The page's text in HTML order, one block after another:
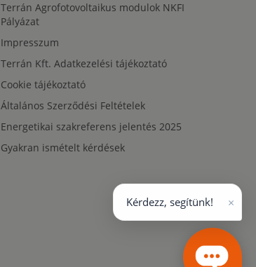
Terrán Agrofotovoltaikus modulok NKFI
Pályázat
Impresszum
Terrán Kft. Adatkezelési tájékoztató
Cookie tájékoztató
Általános Szerződési Feltételek
Energetikai szakreferens jelentés 2025
Gyakran ismételt kérdések
Kérdezz, segítünk! ×